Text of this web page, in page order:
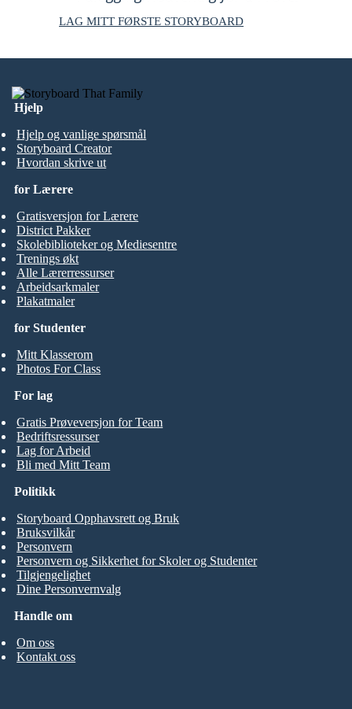
LAG MITT FØRSTE STORYBOARD
Hjelp
Hjelp og vanlige spørsmål
Storyboard Creator
Hvordan skrive ut
for Studenter
Mitt Klasserom
Photos For Class
for Lærere
Gratisversjon for Lærere
District Pakker
Skolebiblioteker og Mediesentre
Trenings økt
Alle Lærerressurser
Arbeidsarkmaler
Plakatmaler
For lag
Gratis Prøveversjon for Team
Bedriftsressurser
Lag for Arbeid
Bli med Mitt Team
Handle om
Om oss
Kontakt oss
Politikk
Storyboard Opphavsrett og Bruk
Bruksvilkår
Personvern
Personvern og Sikkerhet for Skoler og Studenter
Tilgjengelighet
Dine Personvernvalg